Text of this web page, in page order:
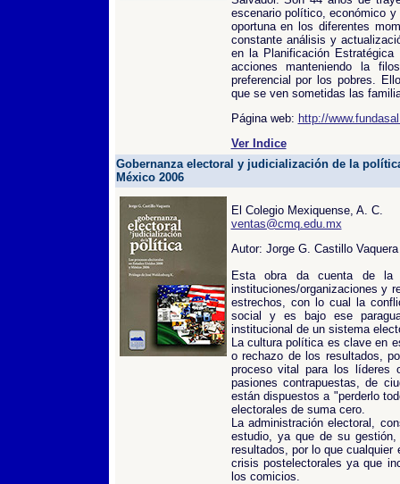
escenario político, económico
oportuna en los diferentes
constante análisis y
en la Planificación
acciones manteniendo la
preferencial por los pobres.
que se ven sometidas las
Página web: http://
Ver Indice
Gobernanza electoral y judicialización de la
México 2006
El Colegio Mexiquense, A. C.
ventas@cmq.edu.mx
Autor: Jorge G. Castillo Vaquera
Esta obra da cuenta de la
instituciones/organizaciones y
estrechos, con lo cual la
social y es bajo ese
institucional de un sistema
La cultura política es clave en
o rechazo de los resultados,
proceso vital para los líderes
pasiones contrapuestas, de
están dispuestos a "perderlo
electorales de suma cero.
La administración electoral,
estudio, ya que de su
resultados, por lo que
crisis postelectorales ya que
los comicios.